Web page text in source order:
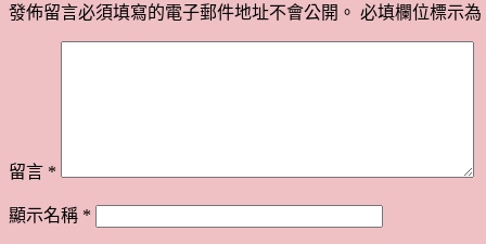
發佈留言必須填寫的電子郵件地址不會公開。 必填欄位標示為
留言 *
顯示名稱 *